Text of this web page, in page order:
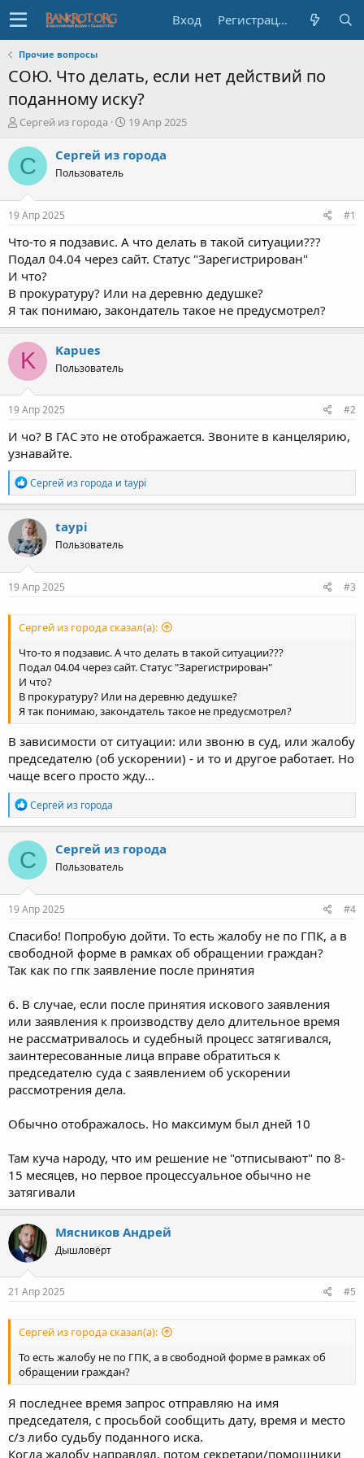
Вход Регистрация
Прочие вопросы
СОЮ. Что делать, если нет действий по
поданному иску?
А
т
о
р
е
м
ы
Сергей из города
Д
т
л
19 Апр 2025
С Сергей из города
Пользователь
19 Апр 2025 #1
Что-то я подзавис. А что делать в такой ситуации???
Подал 04.04 через сайт. Статус "Зарегистрирован"
И что?
В прокуратуру? Или на деревню дедушке?
Я так понимаю, закондатель такое не предусмотрел?
K Kapues
Пользователь
19 Апр 2025 #2
И чо? В ГАС это не отображается. Звоните в канцелярию,
узнавайте.
Р
е
а
к
ц
и
и
:
Сергей из города и taypi
taypi
Пользователь
19 Апр 2025 #3
Сергей из города сказал(а):
Что-то я подзавис. А что делать в такой ситуации???
Подал 04.04 через сайт. Статус "Зарегистрирован"
И что?
В прокуратуру? Или на деревню дедушке?
Я так понимаю, закондатель такое не предусмотрел?
В зависимости от ситуации: или звоню в суд, или жалобу
председателю (об ускорении) - и то и другое работает. Но
чаще всего просто жду...
Р
е
а
к
ц
и
и
:
Сергей из города
С Сергей из города
Пользователь
19 Апр 2025 #4
Спасибо! Попробую дойти. То есть жалобу не по ГПК, а в
свободной форме в рамках об обращении граждан?
Так как по гпк заявление после принятия
6. В случае, если после принятия искового заявления
или заявления к производству дело длительное время
не рассматривалось и судебный процесс затягивался,
заинтересованные лица вправе обратиться к
председателю суда с заявлением об ускорении
рассмотрения дела.
Обычно отображалось. Но максимум был дней 10
Там куча народу, что им решение не "отписывают" по 8-
15 месяцев, но первое процессуальное обычно не
затягивали
Мясников Андрей
Дышловёрт
21 Апр 2025 #5
Сергей из города сказал(а):
То есть жалобу не по ГПК, а в свободной форме в рамках об
обращении граждан?
Я последнее время запрос отправляю на имя
председателя, с просьбой сообщить дату, время и место
с/з либо судьбу поданного иска.
Когда жалобу направлял, потом секретари/помощники